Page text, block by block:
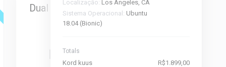
Dual Intel Xeon E5-2650
v4 (128gb)
R$2.699,00
Localização: Los Angeles, CA
Sistema Operacional: Ubuntu
18.04 (Bionic)
Totals
Kord kuus R$1.899,00